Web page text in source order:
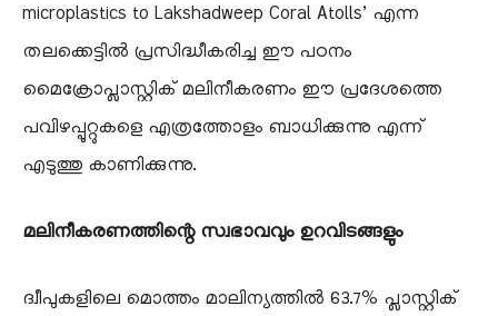
microplastics to Lakshadweep Coral Atolls’ എന്ന
തലക്കെട്ടിൽ പ്രസിദ്ധീകരിച്ച ഈ പഠനം
മൈക്രോപ്ലാസ്റ്റിക് മലിനീകരണം ഈ പ്രദേശത്തെ
പവിഴപ്പുറ്റുകളെ എത്രത്തോളം ബാധിക്കുന്നു എന്ന്
എടുത്തു കാണിക്കുന്നു.
മലിനീകരണത്തിന്റെ സ്വഭാവവും ഉറവിടങ്ങളും
​ദ്വീപുകളിലെ മൊത്തം മാലിന്യത്തിൽ 63.7% പ്ലാസ്റ്റിക്